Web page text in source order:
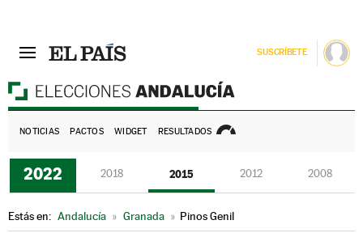
SUSCRÍBETE
NOTICIAS PACTOS WIDGET RESULTADOS
2022 2018 2015 2012 2008
Estás en: Andalucía » Granada » Pinos Genil